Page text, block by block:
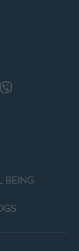
BEING